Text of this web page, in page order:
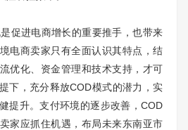
进电商增长的重要推手，也带来
电商卖家只有全面认识其特点，结
优化、资金管理和技术支持，才可
下，充分释放COD模式的潜力，实
提升。支付环境的逐步改善，COD
家应抓住机遇，布局未来东南亚市